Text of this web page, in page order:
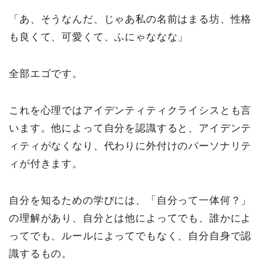
「あ、そうなんだ、じゃあ私の名前はまる坊、性格
も良くて、可愛くて、ふにゃななな」
全部エゴです。
これを心理ではアイデンティティクライシスとも言
います。他によって自分を認識すると、アイデンテ
ィティがなくなり、代わりに外付けのパーソナリテ
ィが付きます。
自分を知るための学びには、「自分って一体何？」
の理解があり、自分とは他によってでも、誰かによ
ってでも、ルールによってでもなく、自分自身で認
識するもの。